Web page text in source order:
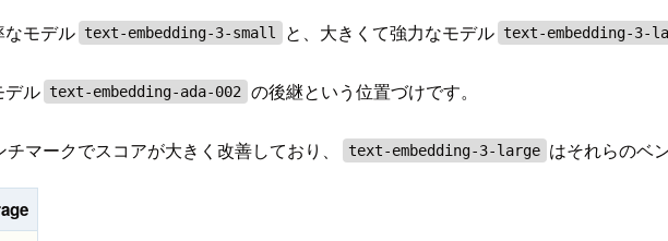
モデル text-embedding-3-small と、大きくて強力なモデル text-embedding-3-
デル text-embedding-ada-002 の後継という位置づけです。
マークでスコアが大きく改善しており、 text-embedding-3-large はそれらのベ